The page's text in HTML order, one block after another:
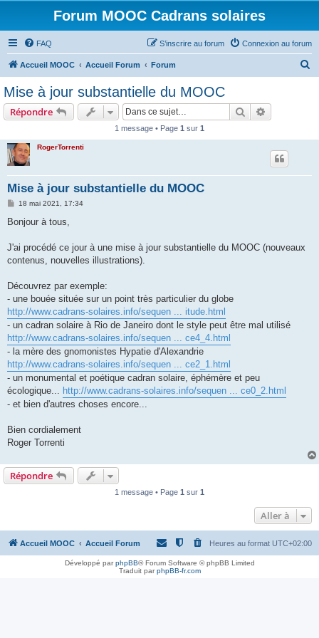
Forum MOOC Cadrans solaires
FAQ Connexion au forum
S’inscrire au forum
Accueil MOOC Accueil Forum Forum
Mise à jour substantielle du MOOC
Répondre Rechercher
1 message • Page 1 sur 1
RogerTorrenti
Mise à jour substantielle du MOOC
M
s
g
18 mai 2021, 17:34
Bonjour à tous,
J'ai procédé ce jour à une mise à jour substantielle du MOOC (nouveaux
contenus, nouvelles illustrations).
Découvrez par exemple:
- une bouée située sur un point très particulier du globe
http://www.cadrans-solaires.info/sequen ... itude.html
- un cadran solaire à Rio de Janeiro dont le style peut être mal utilisé
http://www.cadrans-solaires.info/sequen ... ce4_4.html
- la mère des gnomonistes Hypatie d'Alexandrie
http://www.cadrans-solaires.info/sequen ... ce2_1.html
- un monumental et poétique cadran solaire, éphémère et peu
écologique... http://www.cadrans-solaires.info/sequen ... ce0_2.html
- et bien d'autres choses encore...
Bien cordialement
Roger Torrenti
Répondre
1 message • Page 1 sur 1
Aller à
Accueil MOOC Accueil Forum Heures au format UTC+02:00
Développé parphpBB® Forum Software © phpBB Limited
Traduit parphpBB-fr.com